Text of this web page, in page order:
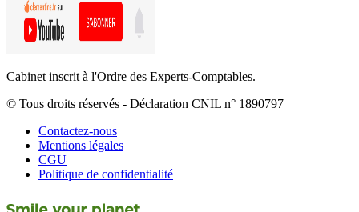
Cabinet inscrit à l'Ordre des Experts-Comptables.
© Tous droits réservés - Déclaration CNIL n° 1890797
Contactez-nous
Mentions légales
CGU
Politique de confidentialité